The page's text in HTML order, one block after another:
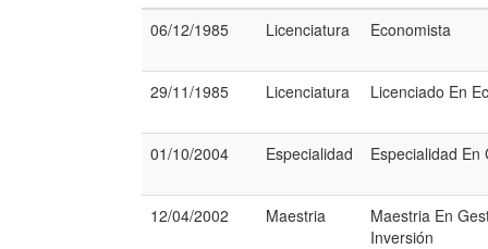
06/12/1985
Licenciatura Economista
29/11/1985 Licenciatura Licenciado En
01/10/2004 Especialidad Especialidad En
12/04/2002 Maestria
Maestria En
Inversión